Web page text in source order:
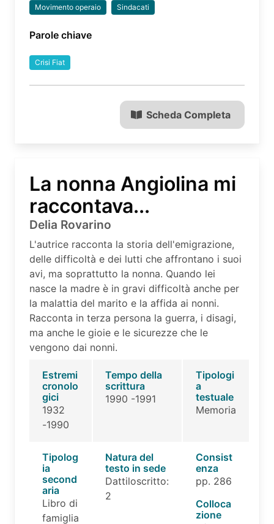
Movimento operaio Sindacati
Parole chiave
Crisi Fiat
Scheda Completa
La nonna Angiolina mi
raccontava...
Delia Rovarino
L'autrice racconta la storia dell'emigrazione,
delle difficoltà e dei lutti che affrontano i suoi
avi, ma soprattutto la nonna. Quando lei
nasce la madre è in gravi difficoltà anche per
la malattia del marito e la affida ai nonni.
Racconta in terza persona la guerra, i disagi,
ma anche le gioie e le sicurezze che le
vengono dai nonni.
Estremi
cronolo
gici
1932
-1990
Tempo della
scrittura
1990 -1991
Tipologi
a
testuale
Memoria
Tipolog
ia
second
aria
Libro di
famiglia
Natura del
testo in sede
Dattiloscritto:
2
Consist
enza
pp. 286
Colloca
zione